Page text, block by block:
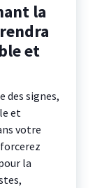
la
et
des signes,
et
votre
la